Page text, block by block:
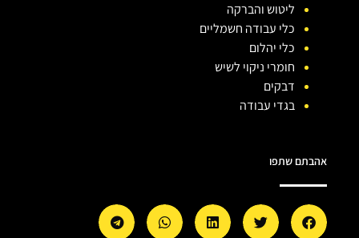
ליטוש והברקה
כלי עבודה חשמליים
כלי יהלום
חומרי ניקוי לשיש
דבקים
בגדי עבודה
אהבתם שתפו